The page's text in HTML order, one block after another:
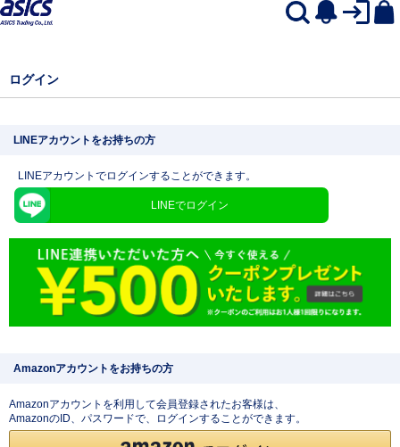
ログイン
LINEアカウントをお持ちの方
LINEアカウントでログインすることができます。
LINEでログイン
Amazonアカウントをお持ちの方
Amazonアカウントを利用して会員登録されたお客様は、
AmazonのID、パスワードで、ログインすることができます。